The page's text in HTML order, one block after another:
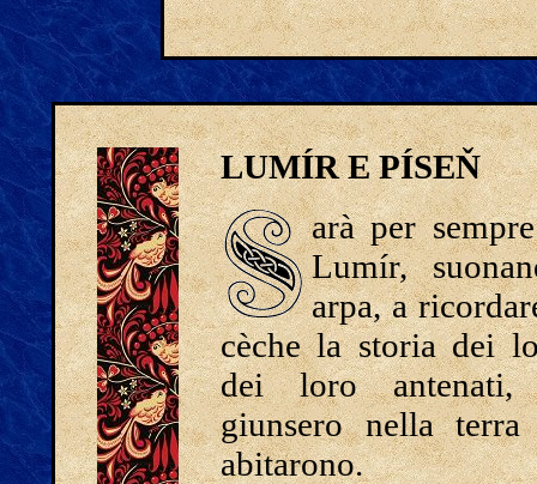
LUMÍR E PÍSEŇ
arà per
Lumír,
arpa, a
cèche la storia dei
dei loro
giunsero nella
abitarono.